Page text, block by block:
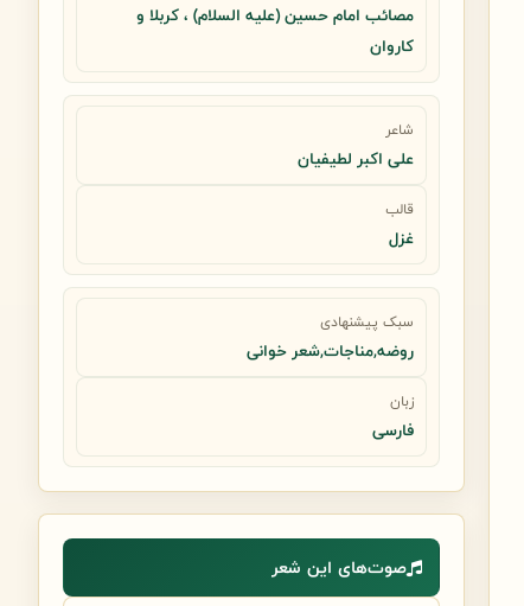
مصائب امام حسین (علیه السلام) ، کربلا و
کاروان
شاعر
علی اکبر لطیفیان
قالب
غزل
سبک پیشنهادی
روضه,مناجات,شعر خوانی
زبان
فارسی
صوت‌های این شعر